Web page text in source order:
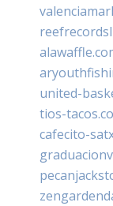
united-
tios-
cafecito-